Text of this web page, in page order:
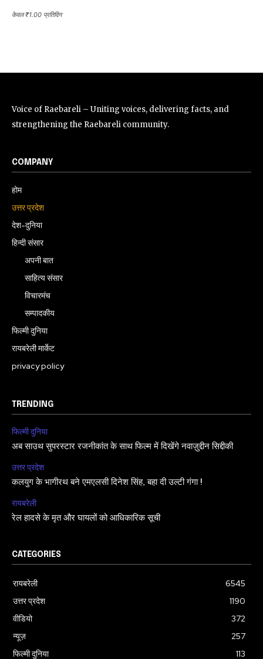
केवल ₹1.00 प्रतिदिन
Voice of Raebareli – Uniting voices, delivering facts, and
strengthening the Raebareli community.
COMPANY
होम
उत्तर प्रदेश
देश-दुनिया
हिन्दी संसार
अपनी बात
साहित्य संसार
विचारमंच
सम्पादकीय
फिल्मी दुनिया
रायबरेली मार्केट
privacy policy
TRENDING
फिल्मी दुनिया
अब साउथ सुपरस्टार रजनीकांत के साथ फिल्म में दिखेंगे नवाज़ुद्दीन सिद्दीकी
उत्तर प्रदेश
कलयुग के भागीरथ बने एमएलसी दिनेश सिंह, बहा दी उल्टी गंगा !
रायबरेली
रेल हादसे के मृत और घायलों को आधिकारिक सूची
CATEGORIES
रायबरेली
6545
उत्तर प्रदेश
1190
वीडियो
372
न्यूज़
257
फिल्मी दुनिया
113